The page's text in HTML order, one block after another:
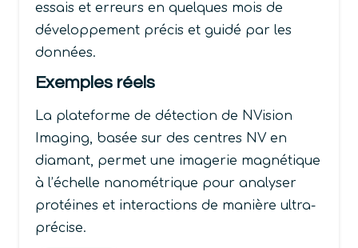
essais et erreurs en quelques mois de
développement précis et guidé par les
données.
Exemples réels
La plateforme de détection de NVision
Imaging, basée sur des centres NV en
diamant, permet une imagerie magnétique
à l’échelle nanométrique pour analyser
protéines et interactions de manière ultra-
précise.